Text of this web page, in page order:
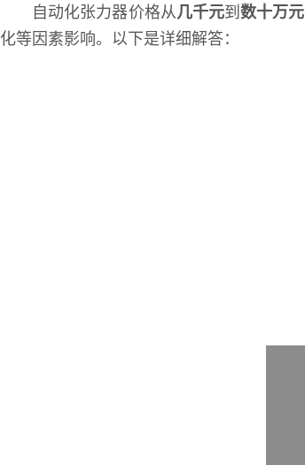
自动化张力器价格从几千元到数十万元
化等因素影响。以下是详细解答：